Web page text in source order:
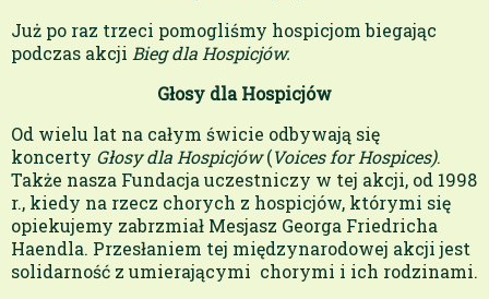
Wspierają Nas
1,5% Podatku
Kontakt
Zamknij
Już po raz trzeci pomogliśmy hospicjom biegając
podczas akcji Bieg dla Hospicjów.
Głosy dla Hospicjów
Od wielu lat na całym świcie odbywają się
koncerty Głosy dla Hospicjów(Voices for Hospices).
Także nasza Fundacja uczestniczy w tej akcji, od 1998
r., kiedy na rzecz chorych z hospicjów, którymi się
opiekujemy zabrzmiał Mesjasz Georga Friedricha
Haendla. Przesłaniem tej międzynarodowej akcji jest
solidarność z umierającymi chorymi i ich rodzinami.